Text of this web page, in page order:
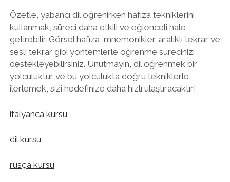
Özetle, yabancı dil öğrenirken hafıza tekniklerini
kullanmak, süreci daha etkili ve eğlenceli hale
getirebilir. Görsel hafıza, mnemonikler, aralıklı tekrar ve
sesli tekrar gibi yöntemlerle öğrenme sürecinizi
destekleyebilirsiniz. Unutmayın, dil öğrenmek bir
yolculuktur ve bu yolculukta doğru tekniklerle
ilerlemek, sizi hedefinize daha hızlı ulaştıracaktır!
italyanca kursu
dil kursu
rusça kursu